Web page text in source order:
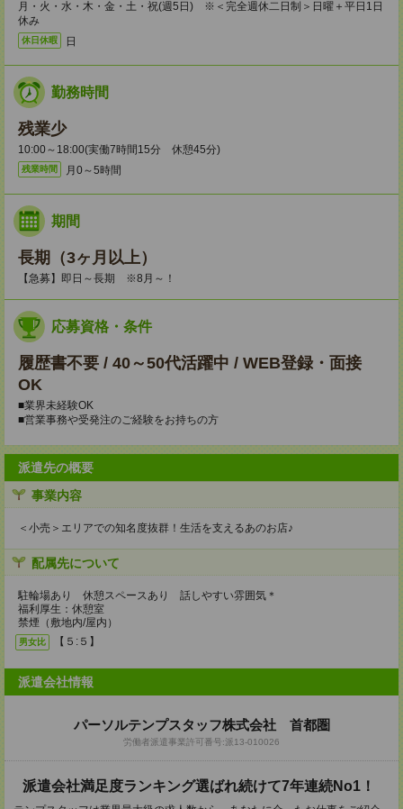
月・火・水・木・金・土・祝(週5日) ※＜完全週休二日制＞日曜＋平日1日
休み
休日休暇 日
勤務時間
残業少
10:00～18:00(実働7時間15分 休憩45分)
残業時間 月0～5時間
期間
長期（3ヶ月以上）
【急募】即日～長期 ※8月～！
応募資格・条件
履歴書不要 / 40～50代活躍中 / WEB登録・面接
OK
■業界未経験OK
■営業事務や受発注のご経験をお持ちの方
派遣先の概要
事業内容
＜小売＞エリアでの知名度抜群！生活を支えるあのお店♪
配属先について
駐輪場あり 休憩スペースあり 話しやすい雰囲気＊
福利厚生：休憩室
禁煙（敷地内/屋内）
男女比 【５:５】
派遣会社情報
パーソルテンプスタッフ株式会社 首都圏
労働者派遣事業許可番号:派13-010026
派遣会社満足度ランキング選ばれ続けて7年連続No1！